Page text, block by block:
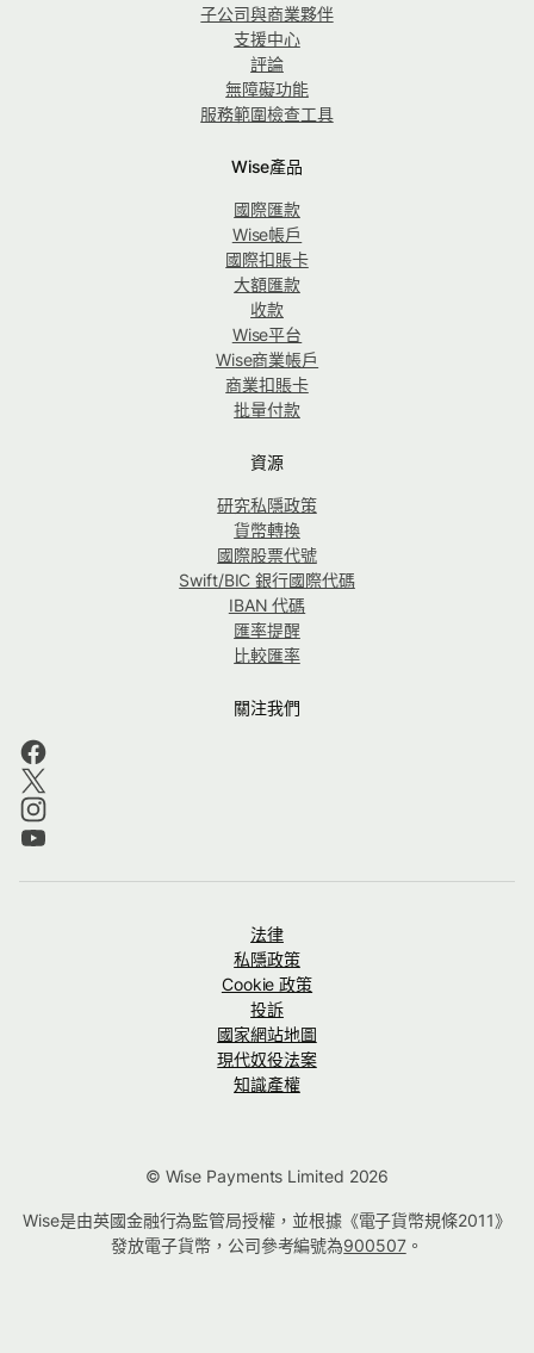
子公司與商業夥伴
支援中心
評論
無障礙功能
服務範圍檢查工具
Wise產品
國際匯款
Wise帳戶
國際扣賬卡
大額匯款
收款
Wise平台
Wise商業帳戶
商業扣賬卡
批量付款
資源
研究私隱政策
貨幣轉換
國際股票代號
Swift/BIC 銀行國際代碼
IBAN 代碼
匯率提醒
比較匯率
關注我們
法律
私隱政策
Cookie 政策
投訴
國家網站地圖
現代奴役法案
知識產權
© Wise Payments Limited 2026
Wise是由英國金融行為監管局授權，並根據《電子貨幣規條2011》
發放電子貨幣，公司參考編號為900507。